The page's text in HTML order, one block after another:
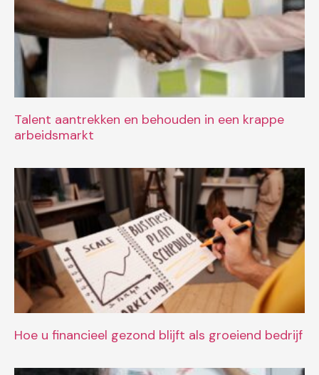
Talent aantrekken en behouden in een krappe
arbeidsmarkt
Hoe u financieel gezond blijft als groeiend bedrijf